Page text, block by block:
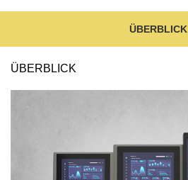
ÜBERBLICK
ÜBERBLICK